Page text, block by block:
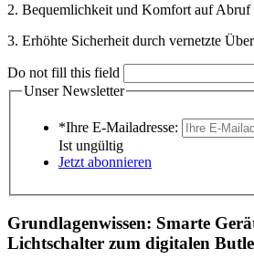
2. Bequemlichkeit und Komfort auf Abruf
3. Erhöhte Sicherheit durch vernetzte
Do not fill this field
Unser Newsletter
*Ihre E-Mailadresse:
Ist ungültig
Jetzt abonnieren
Grundlagenwissen: Smarte
Lichtschalter zum digitalen